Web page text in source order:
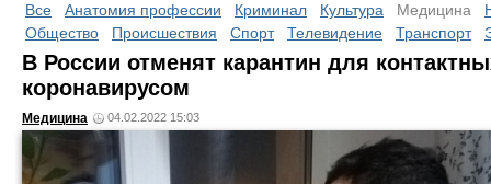
Все Анатомия профессии Криминал Культура Медицина
Общество
Происшествия Спорт Телевидение Транспорт
В России отменят карантин для
коронавирусом
Медицина 04.02.2022 15:03